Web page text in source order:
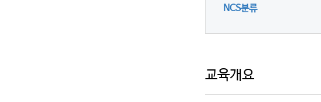
NCS분류
교육개요